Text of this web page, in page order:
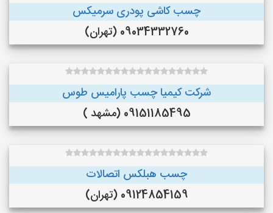
چسب کاشی پودری سرمیکس
09034332760 (تهران)
شرکت کیمیا چسب پارامیس طوس
09151185495 (مشهد )
چسب هبلکس اتصالات
09124854159 (تهران)